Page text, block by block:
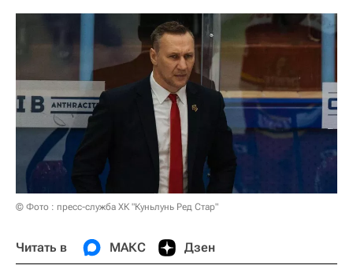
© Фото : пресс-служба ХК "Куньлунь Ред Стар"
Читать в МАКС Дзен